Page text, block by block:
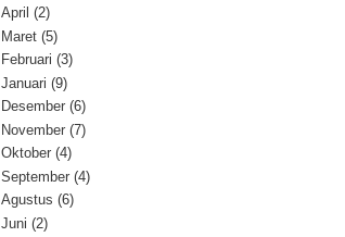
April (2)
Maret (5)
Februari (3)
Januari (9)
Desember (6)
November (7)
Oktober (4)
September (4)
Agustus (6)
Juni (2)